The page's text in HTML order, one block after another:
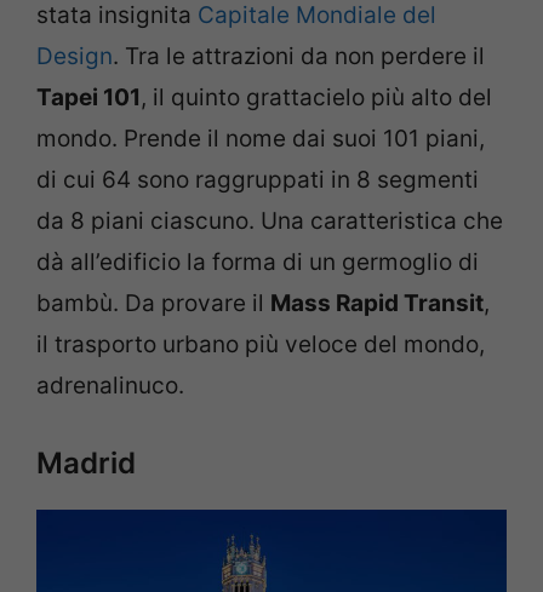
stata insignita Capitale Mondiale del
Design. Tra le attrazioni da non perdere il
Tapei 101, il quinto grattacielo più alto del
mondo. Prende il nome dai suoi 101 piani,
di cui 64 sono raggruppati in 8 segmenti
da 8 piani ciascuno. Una caratteristica che
dà all’edificio la forma di un germoglio di
bambù. Da provare il Mass Rapid Transit,
il trasporto urbano più veloce del mondo,
adrenalinuco.
Madrid